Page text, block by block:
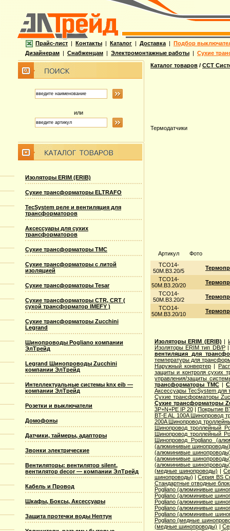
Прайс-лист | Контакты | Каталог | Доставка | Подбор
Дизайнерам | Снабженцам | Электромонтажные работы | Сухие
или
Изоляторы ERIM (ERIB)
Сухие трансформаторы ELTRAFO
TecSystem реле и вентиляция для
трансформаторов
Аксессуары для сухих
трансформаторов
Сухие трансформаторы TMC
Сухие трансформаторы с литой
изоляцией
Сухие трансформаторы Tesar
Сухие трансформаторы CTR, CRT (
сухой трансформатор IMEFY )
Сухие трансформаторы Zucchini
Legrand
Шинопроводы Pogliano компании
ЭлТрейд
Legrand Шинопроводы Zucchini
компании ЭлТрейд
Интеллектуальные системы knx eib —
компании ЭлТрейд
Розетки и выключатели
Домофоны
Датчики, таймеры, адапторы
Звонки электрические
Вентиляторы: вентилятор silent,
вентилятор decor — компании ЭлТрейд
Кабель и Провод
Шкафы, Боксы, Аксессуары
Защита протечки воды Нептун
Каталог товаров / ССТ
Термодатчики
Артикул
Фото
ТСО14-
50М.В3.20/5
ТСО14-
50М.В3.20/20
ТСО14-
50М.В3.20/2
ТСО14-
50М.В3.20/10
Изоляторы ERIM (ERIB) |
Изоляторы ERIM тип DB/P
вентиляция для
температуры для
Наружный конвертер |
защиты и контроля сухих
управления/защиты
трансформаторы TMC|
Аксессуары TecSystem для
Сухие трансформаторы
Сухие трансформаторы
3P+N+PE IP 20| Покрытие
BT-E AL 100A Шинопровод
200A Шинопровод
Шинопровод троллейный
Шинопровод троллейный
Шинопровод Pogliano
(алюминивые
(алюминивые
(алюминивые
(алюминивые
(медные шинопроводы) |
шинопроводы) |Серия ВS
Стандартные отводные
Pogliano (алюминивые
Pogliano (алюминивые
Pogliano (алюминивые
Pogliano (алюминивые
Pogliano (алюминивые
Pogliano (медные
(медные шинопроводы) |